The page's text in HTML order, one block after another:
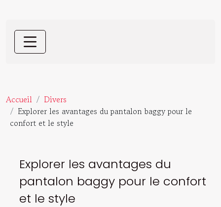
Accueil
Divers
Explorer les avantages du pantalon baggy pour le
confort et le style
Explorer les avantages du
pantalon baggy pour le confort
et le style